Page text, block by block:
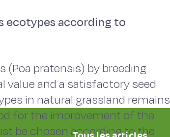
ecotypes according to
pratensis) by breeding
value and a satisfactory seed
in natural grassland remains
for the improvement of the
be chosen according to the